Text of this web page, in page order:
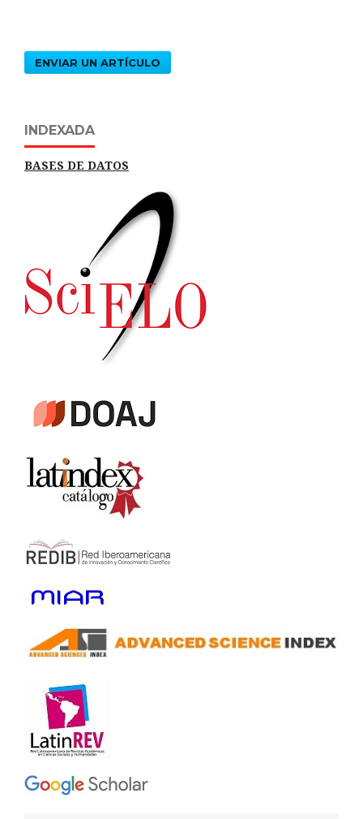
ENVIAR UN ARTÍCULO
INDEXADA
BASES DE DATOS